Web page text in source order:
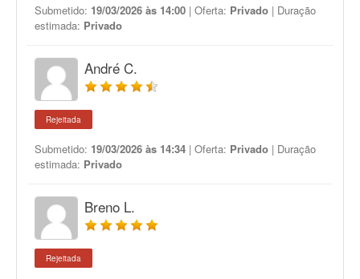
Submetido: 19/03/2026 às 14:00 | Oferta: Privado | Duração
estimada: Privado
André C.
Rejeitada
Submetido: 19/03/2026 às 14:34 | Oferta: Privado | Duração
estimada: Privado
Breno L.
Rejeitada